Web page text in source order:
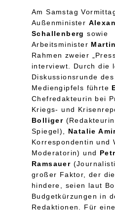
Am Samstag
Außenminister
Schallenberg sowie
Arbeitsminister
Rahmen zweier
interviewt. Durch die
Diskussionsrunde
Mediengipfels führte
Chefredakteurin bei
Kriegs- und
Bolliger
Spiegel),
Natalie
Korrespondentin und
Moderatorin) und
Ramsauer
großer Faktor, der
hindere, seien laut
Budgetkürzungen in
Redaktionen. Für